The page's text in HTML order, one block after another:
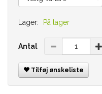
Lager: På lager
Antal
Tilføj ønskeliste